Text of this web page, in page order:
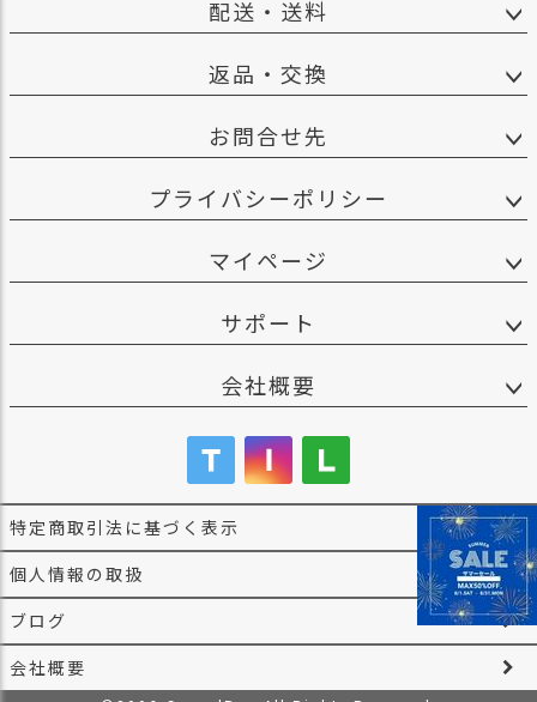
配送・送料
返品・交換
お問合せ先
プライバシーポリシー
マイページ
サポート
会社概要
特定商取引法に基づく表示
個人情報の取扱
ブログ
会社概要